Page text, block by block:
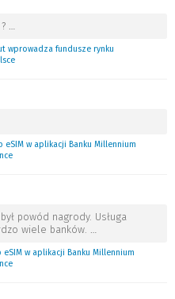
…
wprowadza fundusze rynku
eSIM w aplikacji Banku Millennium
powód nagrody. Usługa
wiele banków. …
eSIM w aplikacji Banku Millennium